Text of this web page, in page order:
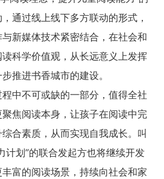
通过线上线下多方联动的形式，
新媒体技术紧密结合，在社会和
科学价值观，从长远意义上发挥
推进书香城市的建设。
不可或缺的一部分，值得全社
焦阅读本身，让孩子在阅读中完
合素质，从而实现自我成长。叫
计划”的联合发起方也将继续开发
富的阅读场景，持续向社会和家